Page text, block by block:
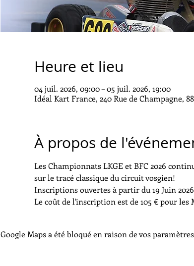
Heure et lieu
04 juil. 2026, 09:00 – 05 juil. 2026, 19:00
Idéal Kart France, 240 Rue de Champagne,
À propos de
Les Championnats LKGE et BFC 2026
sur le tracé classique du circuit vosgien!
Inscriptions ouvertes à partir du 19 Juin
Le coût de l'inscription est de 105 € pour les
Google Maps a été bloqué en raison de vos